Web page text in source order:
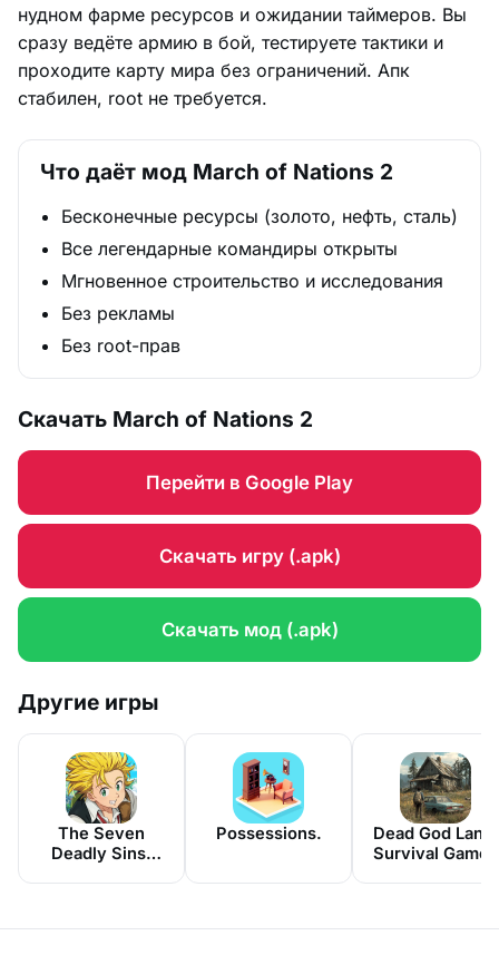
нудном фарме ресурсов и ожидании таймеров. Вы
сразу ведёте армию в бой, тестируете тактики и
проходите карту мира без ограничений. Апк
стабилен, root не требуется.
Что даёт мод March of Nations 2
Бесконечные ресурсы (золото, нефть, сталь)
Все легендарные командиры открыты
Мгновенное строительство и исследования
Без рекламы
Без root-прав
Скачать March of Nations 2
Перейти в Google Play
Скачать игру (.apk)
Скачать мод (.apk)
Другие игры
The Seven
Deadly Sins:
Possessions.
Dead God Land:
Survival Games